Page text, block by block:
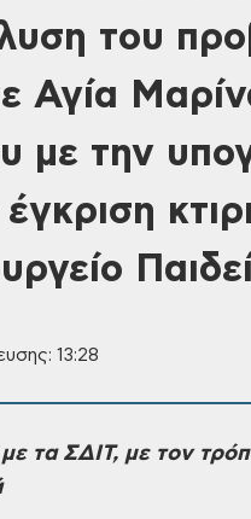
του
Αγία
με την
13:28
τα ΣΔΙΤ, με τον